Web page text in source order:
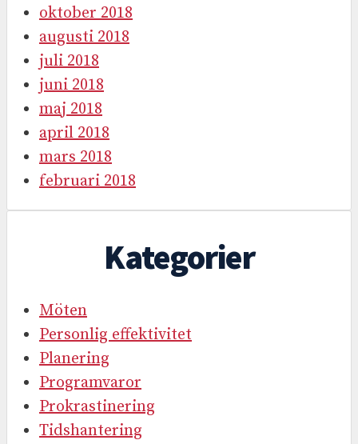
oktober 2018
augusti 2018
juli 2018
juni 2018
maj 2018
april 2018
mars 2018
februari 2018
Kategorier
Möten
Personlig effektivitet
Planering
Programvaror
Prokrastinering
Tidshantering